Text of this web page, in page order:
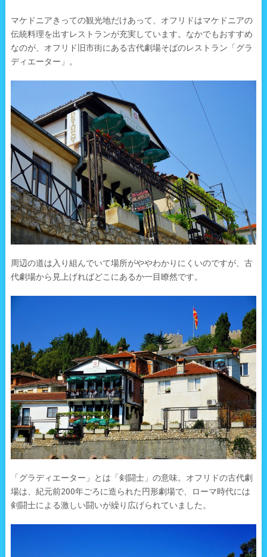
マケドニアきっての観光地だけあって、オフリドはマケドニアの
伝統料理を出すレストランが充実しています。なかでもおすすめ
なのが、オフリド旧市街にある古代劇場そばのレストラン「グラ
ディエーター」。
周辺の道は入り組んでいて場所がややわかりにくいのですが、古
代劇場から見上げればどこにあるか一目瞭然です。
「グラディエーター」とは「剣闘士」の意味。オフリドの古代劇
場は、紀元前200年ごろに造られた円形劇場で、ローマ時代には
剣闘士による激しい闘いが繰り広げられていました。